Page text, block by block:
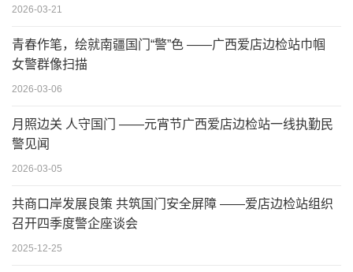
2026-03-21
青春作笔，绘就南疆国门“警”色 ——广西爱店边检站巾帼
女警群像扫描
2026-03-06
月照边关 人守国门 ——元宵节广西爱店边检站一线执勤民
警见闻
2026-03-05
共商口岸发展良策 共筑国门安全屏障 ——爱店边检站组织
召开四季度警企座谈会
2025-12-25